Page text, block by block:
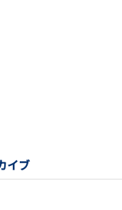
会員限定 『JATA旅行
イブ